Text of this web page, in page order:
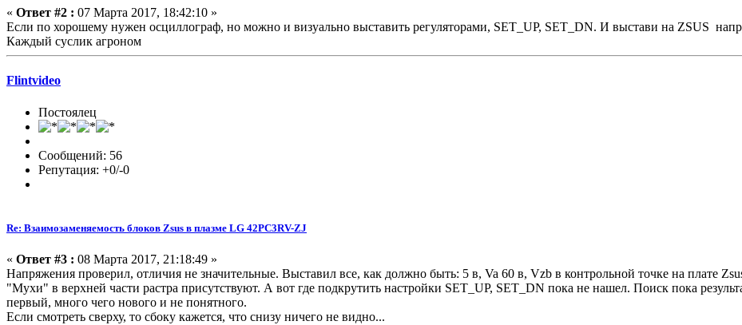
« Ответ #2 : 07 Марта 2017, 18:42:10 »
Если по хорошему нужен осциллограф, но можно и визуально выставить регуляторами, SET_UP, SET_DN. И выстави на ZSUS
Каждый суслик агроном
Flintvideo
Постоялец
Сообщений: 56
Репутация: +0/-0
Re: Взаимозаменяемость блоков Zsus в плазме LG 42PC3RV-ZJ
« Ответ #3 : 08 Марта 2017, 21:18:49 »
Напряжения проверил, отличия не значительные. Выставил все, как должно быть: 5 в, Va 60 в, Vzb в контрольной точке на плате
"Мухи" в верхней части растра присутствуют. А вот где подкрутить настройки SET_UP, SET_DN пока не нашел. Поиск пока
первый, много чего нового и не понятного.
Если смотреть сверху, то сбоку кажется, что снизу ничего не видно...